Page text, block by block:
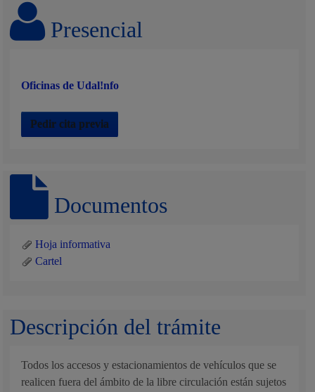
Presencial
Oficinas de Udal!nfo
Pedir cita previa
Documentos
Hoja informativa
Cartel
Descripción del trámite
Todos los accesos y estacionamientos de vehículos que se
realicen fuera del ámbito de la libre circulación están sujetos